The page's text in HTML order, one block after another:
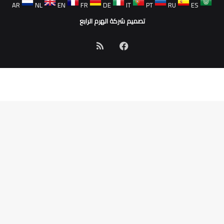
AR
NL EN FR DE IT PT RU
ES
تصميم شركة الهرم الرابع
فيسبوك
الموقع